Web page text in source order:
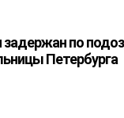
по
Петербурга